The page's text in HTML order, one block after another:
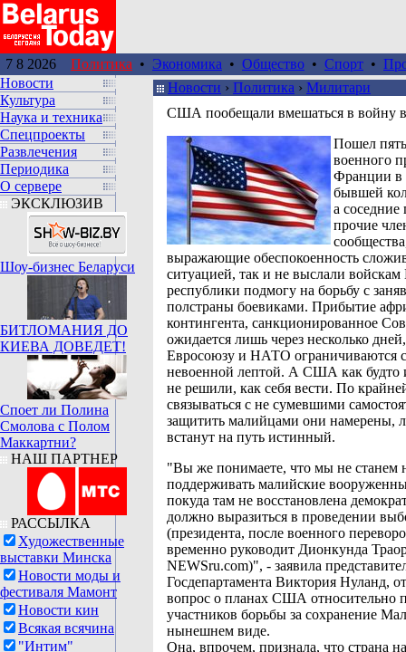
7 8 2026 Политика • Экономика • Общество • Спорт •
Новости
Культура
Наука и техника
Спецпроекты
Развлечения
Периодика
О сервере
ЭКСКЛЮЗИВ
Шоу-бизнес Беларуси
БИТЛОМАНИЯ ДО
КИЕВА ДОВЕДЕТ!
Споет ли Полина
Смолова с Полом
Маккартни?
НАШ ПАРТНЕР
РАССЫЛКА
Художественные
выставки Минска
Новости моды и
фестиваля Мамонт
Новости кин
Всякая всячина
"Интим"
Новости › Политика › Милитари
США пообещали вмешаться в войну
Пошел
военного
Франции в
бывшей
а соседние
прочие
выражающие обеспокоенность
ситуацией, так и не выслали войскам
республики подмогу на борьбу с
полстраны боевиками. Прибытие
контингента, санкционированное
ожидается лишь через несколько
Евросоюзу и НАТО ограничиваются
невоенной лептой. А США как будто
не решили, как себя вести. По
связываться с не сумевшими
защитить малийцами они намерены,
встанут на путь истинный.
"Вы же понимаете, что мы не станем
поддерживать малийские
покуда там не восстановлена
должно выразиться в проведении
(президента, после военного
временно руководит Дионкунда
NEWSru.com)", - заявила
Госдепартамента Виктория Нуланд,
вопрос о планах США относительно
участников борьбы за сохранение
нынешнем виде.
Она, впрочем, признала, что страна